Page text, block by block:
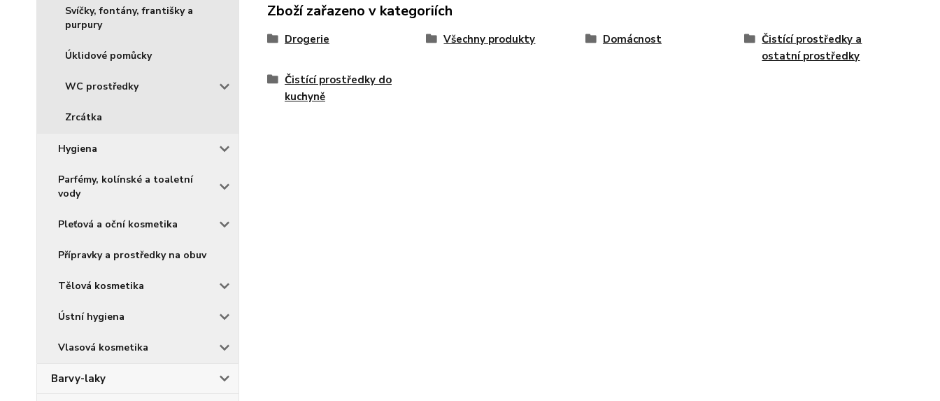
Svíčky, fontány, františky a
purpury
Úklidové pomůcky
WC prostředky
Zrcátka
Hygiena
Parfémy, kolínské a toaletní
vody
Pleťová a oční kosmetika
Přípravky a prostředky na obuv
Tělová kosmetika
Ústní hygiena
Vlasová kosmetika
Barvy-laky
Zboží zařazeno v kategoriích
Drogerie Všechny produkty Domácnost
Čistící prostředky a
ostatní prostředky
Čistící prostředky do
kuchyně